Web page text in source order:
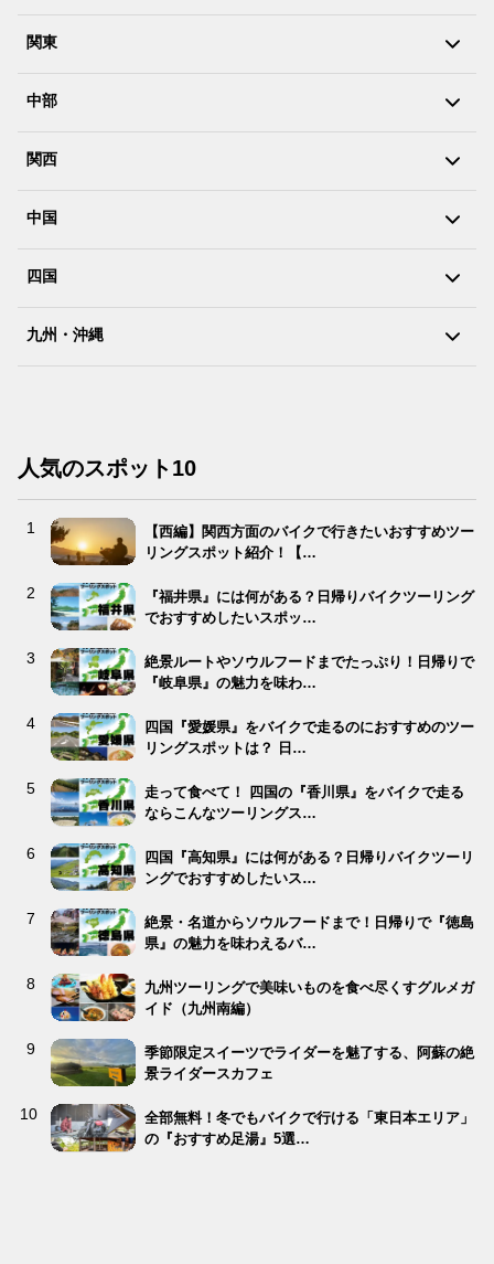
関東
中部
関西
中国
四国
九州・沖縄
人気のスポット10
【西編】関西方面のバイクで行きたいおすすめツー
リングスポット紹介！【…
『福井県』には何がある？日帰りバイクツーリング
でおすすめしたいスポッ…
絶景ルートやソウルフードまでたっぷり！日帰りで
『岐阜県』の魅力を味わ…
四国『愛媛県』をバイクで走るのにおすすめのツー
リングスポットは？ 日…
走って食べて！ 四国の『香川県』をバイクで走る
ならこんなツーリングス…
四国『高知県』には何がある？日帰りバイクツーリ
ングでおすすめしたいス…
絶景・名道からソウルフードまで！日帰りで『徳島
県』の魅力を味わえるバ…
九州ツーリングで美味いものを食べ尽くすグルメガ
イド（九州南編）
季節限定スイーツでライダーを魅了する、阿蘇の絶
景ライダースカフェ
全部無料！冬でもバイクで行ける「東日本エリア」
の『おすすめ足湯』5選…